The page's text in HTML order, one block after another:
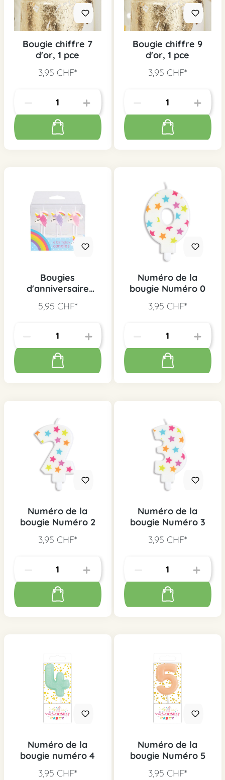
Bougie chiffre 7
d'or, 1 pce
3,95 CHF*
Bougie chiffre 9
d'or, 1 pce
3,95 CHF*
Bougies
d'anniversaire
5,95 CHF*
Numéro de la
bougie Numéro 0
3,95 CHF*
Numéro de la
bougie Numéro 2
3,95 CHF*
Numéro de la
bougie Numéro 3
3,95 CHF*
Numéro de la
bougie numéro 4
3,95 CHF*
Numéro de la
bougie Numéro 5
3,95 CHF*